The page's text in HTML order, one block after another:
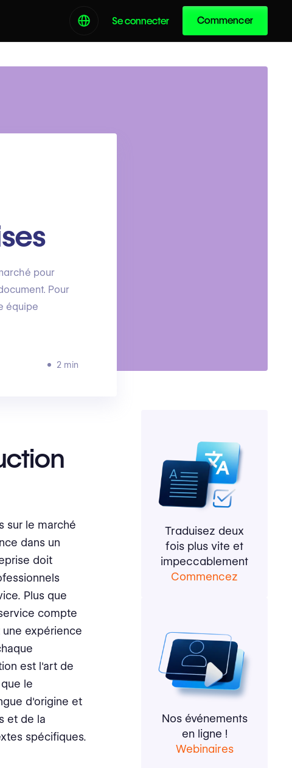
Se connecter Commencer
pour
Pour
équipe
2 min
sur le marché
dans un
doit
Plus que
compte
expérience
est l'art de
le
d'origine et
et de la
spécifiques.
Traduisez deux
fois plus vite et
impeccablement
Commencez
Nos événements
en ligne !
Webinaires